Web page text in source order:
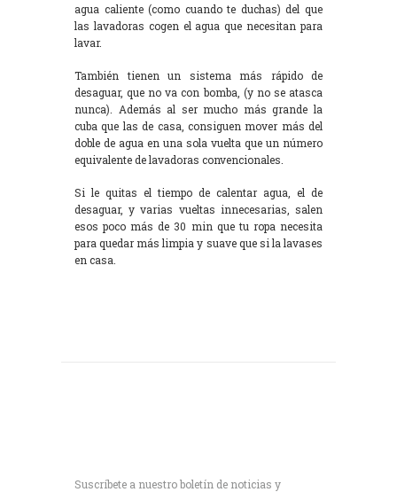
agua caliente (como cuando te duchas) del que
las lavadoras cogen el agua que necesitan para
lavar.
También tienen un sistema más rápido de
desaguar, que no va con bomba, (y no se atasca
nunca). Además al ser mucho más grande la
cuba que las de casa, consiguen mover más del
doble de agua en una sola vuelta que un número
equivalente de lavadoras convencionales.
Si le quitas el tiempo de calentar agua, el de
desaguar, y varias vueltas innecesarias, salen
esos poco más de 30 min que tu ropa necesita
para quedar más limpia y suave que si la lavases
en casa.
Suscríbete a nuestro boletín de noticias y